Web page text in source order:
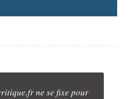
ne se fixe pour